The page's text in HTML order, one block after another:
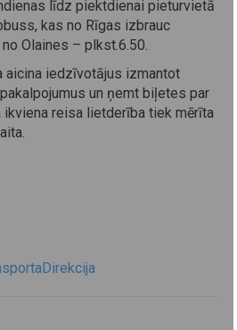
līdz piektdienai pieturvietā
kas no Rīgas izbrauc
Olaines – plkst.6.50.
aicina iedzīvotājus izmantot
un ņemt biļetes par
ikviena reisa lietderība tiek mērīta